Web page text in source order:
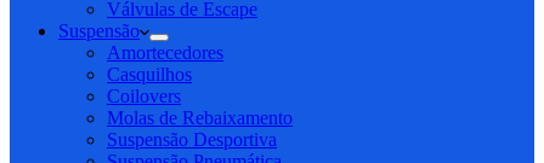
Válvulas de Escape
Suspensão
Amortecedores
Casquilhos
Coilovers
Molas de Rebaixamento
Suspensão Desportiva